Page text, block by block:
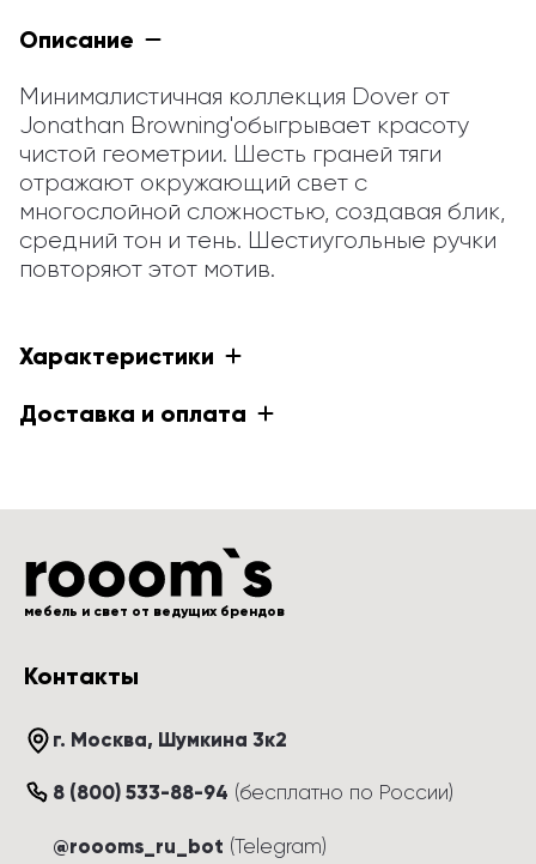
Описание
Минималистичная коллекция Dover от
Jonathan Browning'обыгрывает красоту
чистой геометрии. Шесть граней тяги
отражают окружающий свет с
многослойной сложностью, создавая блик,
средний тон и тень. Шестиугольные ручки
повторяют этот мотив.
Характеристики
Доставка и оплата
мебель и свет от ведущих брендов
Контакты
г. Москва, Шумкина 3к2
8 (800) 533-88-94 (бесплатно по России)
@roooms_ru_bot (Telegram)